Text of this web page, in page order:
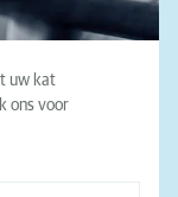
uw kat
ons voor